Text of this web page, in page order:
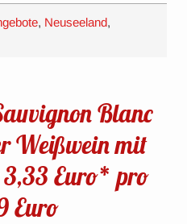
, Neuseeland,
Blanc
Weißwein mit
Euro* pro
Euro